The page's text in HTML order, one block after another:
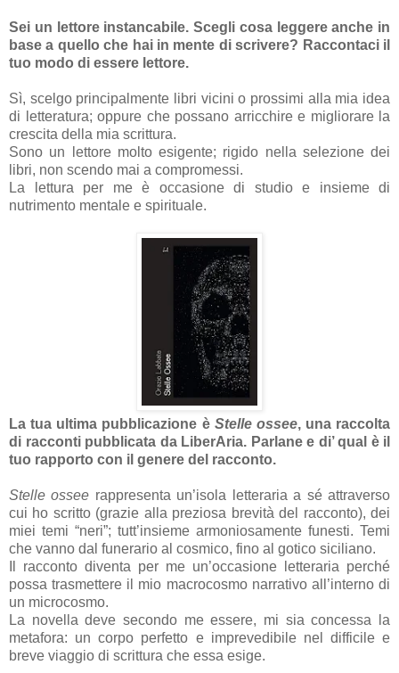
Sei un lettore instancabile. Scegli cosa leggere anche in
base a quello che hai in mente di scrivere? Raccontaci il
tuo modo di essere lettore.
Sì, scelgo principalmente libri vicini o prossimi alla mia idea
di letteratura; oppure che possano arricchire e migliorare la
crescita della mia scrittura.
Sono un lettore molto esigente; rigido nella selezione dei
libri, non scendo mai a compromessi.
La lettura per me è occasione di studio e insieme di
nutrimento mentale e spirituale.
La tua ultima pubblicazione è Stelle ossee, una raccolta
di racconti pubblicata da LiberAria. Parlane e di’ qual è il
tuo rapporto con il genere del racconto.
Stelle ossee rappresenta un’isola letteraria a sé attraverso
cui ho scritto (grazie alla preziosa brevità del racconto), dei
miei temi “neri”; tutt’insieme armoniosamente funesti. Temi
che vanno dal funerario al cosmico, fino al gotico siciliano.
Il racconto diventa per me un’occasione letteraria perché
possa trasmettere il mio macrocosmo narrativo all’interno di
un microcosmo.
La novella deve secondo me essere, mi sia concessa la
metafora: un corpo perfetto e imprevedibile nel difficile e
breve viaggio di scrittura che essa esige.